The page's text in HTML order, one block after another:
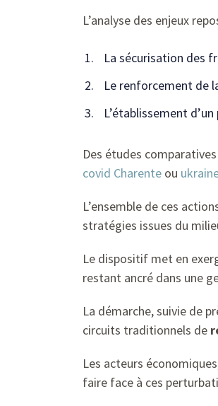
L’analyse des enjeux
La sécurisation des
Le renforcement de
L’établissement
Des études
covid Charente ou
L’ensemble de ces
stratégies issues du
Le dispositif met en
restant ancré dans une
La démarche, suivie de
circuits traditionnels de
Les acteurs
faire face à ces